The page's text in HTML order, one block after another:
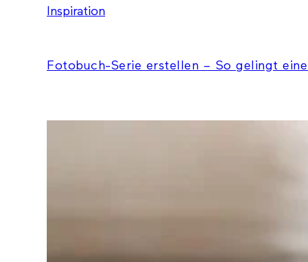
Inspiration
Fotobuch-Serie erstellen – So gelingt